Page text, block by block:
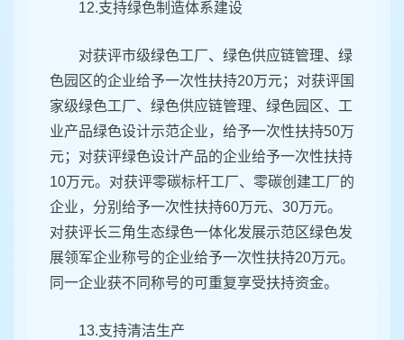
12.支持绿色制造体系建设
对获评市级绿色工厂、绿色供应链管理、绿
色园区的企业给予一次性扶持20万元；对获评国
家级绿色工厂、绿色供应链管理、绿色园区、工
业产品绿色设计示范企业，给予一次性扶持50万
元；对获评绿色设计产品的企业给予一次性扶持
10万元。对获评零碳标杆工厂、零碳创建工厂的
企业，分别给予一次性扶持60万元、30万元。
对获评长三角生态绿色一体化发展示范区绿色发
展领军企业称号的企业给予一次性扶持20万元。
同一企业获不同称号的可重复享受扶持资金。
13.支持清洁生产